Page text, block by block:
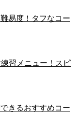
易度！タフなコー
習メニュー！スピ
きるおすすめコー